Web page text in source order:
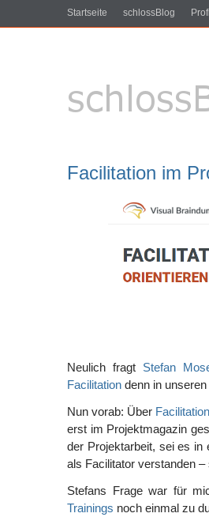
Startseite schlossBlog Profil
Facilitation im
Neulich fragt Stefan
Facilitation denn in
Nun vorab: Über
erst im Projektmagazin
der Projektarbeit, sei es in
als Facilitator verstanden
Stefans Frage war für
Trainings noch einmal zu